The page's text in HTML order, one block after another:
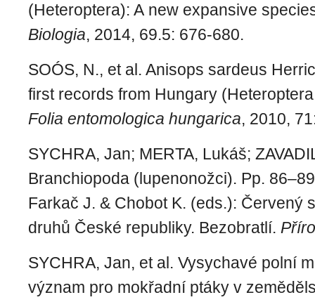
(Heteroptera): A new expansive
Biologia, 2014, 69.5: 676-680.
SOÓS, N., et al. Anisops sardeus
first records from Hungary
Folia entomologica hungarica, 2010,
SYCHRA, Jan; MERTA, Lukáš;
Branchiopoda (lupenonožci). Pp.
Farkač J. & Chobot K. (eds.): Červený
druhů České republiky. Bezobratlí.
SYCHRA, Jan, et al. Vysychavé polní
význam pro mokřadní ptáky v